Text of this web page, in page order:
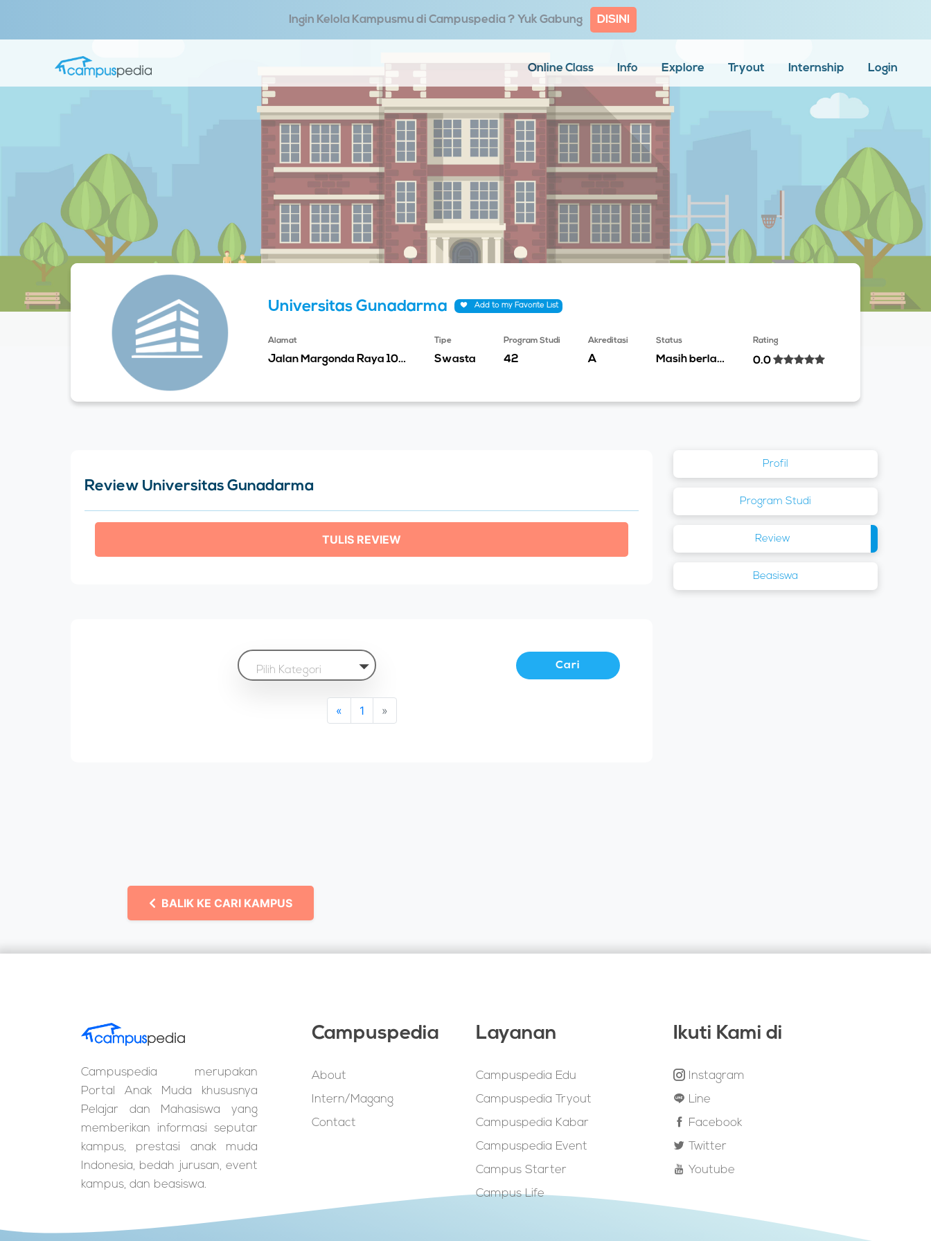
Ingin Kelola Kampusmu di Campuspedia ? Yuk Gabung DISINI
Online Class Info Explore Tryout Internship Login
Universitas Gunadarma Add to my Favorite List
Alamat
Jalan Margonda Raya 100 Pondok Cina
Tipe
Swasta
Program Studi
42
Akreditasi
A
Status
Masih berlaku
Rating
0.0
Review Universitas Gunadarma
TULIS REVIEW
Pilih Kategori Cari
« 1 »
Profil
Program Studi
Review
Beasiswa
BALIK KE CARI KAMPUS
Campuspedia merupakan
Portal Anak Muda khususnya
Pelajar dan Mahasiswa yang
memberikan informasi seputar
kampus, prestasi anak muda
Indonesia, bedah jurusan, event
kampus, dan beasiswa.
Campuspedia
About
Intern/Magang
Contact
Layanan
Campuspedia Edu
Campuspedia Tryout
Campuspedia Kabar
Campuspedia Event
Campus Starter
Campus Life
Ikuti Kami di
Instagram
Line
Facebook
Twitter
Youtube